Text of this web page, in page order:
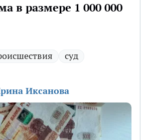
в размере 1 000 000
суд
Иксанова